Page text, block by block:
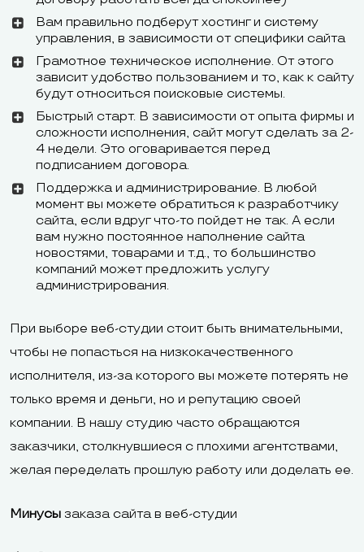
испанском и
португальском
тариф
243 руб. в месяц
месяц при
оплате за год
2,99 долл. в
оплаты
Карты Visa и
American
Express, Diners
Club
Карты Visa и
PayPal, со
мобильного,
ДеньгиOnline
«Яндекс.Касса»,
Вам правильно подберут хостинг и систему
управления, в зависимости от специфики сайта
Грамотное техническое исполнение. От этого
зависит удобство пользованием и то, как к сайту
будут относиться поисковые системы.
Быстрый старт. В зависимости от опыта фирмы и
сложности исполнения, сайт могут сделать за 2-
4 недели. Это оговаривается перед
подписанием договора.
Поддержка и администрирование. В любой
момент вы можете обратиться к разработчику
сайта, если вдруг что-то пойдет не так. А если
вам нужно постоянное наполнение сайта
новостями, товарами и т.д., то большинство
компаний может предложить услугу
администрирования.
При выборе веб-студии стоит быть внимательными,
чтобы не попасться на низкокачественного
исполнителя, из-за которого вы можете потерять не
только время и деньги, но и репутацию своей
компании. В нашу студию часто обращаются
заказчики, столкнувшиеся с плохими агентствами,
желая переделать прошлую работу или доделать ее.
Минусы заказа сайта в веб-студии